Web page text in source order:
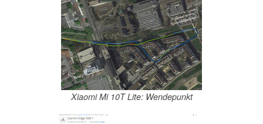
Xiaomi Mi 10T Lite: Wendepunkt